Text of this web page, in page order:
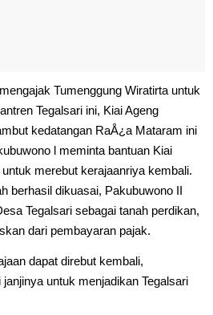
Tumenggung Wiratirta untuk
Tegalsari ini, Kiai Ageng
kedatangan RaÅ¿a Mataram ini
l meminta bantuan Kiai
merebut kerajaanriya kembali.
berhasil dikuasai, Pakubuwono II
Tegalsari sebagai tanah perdikan,
dari pembayaran pajak.
dapat direbut kembali,
untuk menjadikan Tegalsari